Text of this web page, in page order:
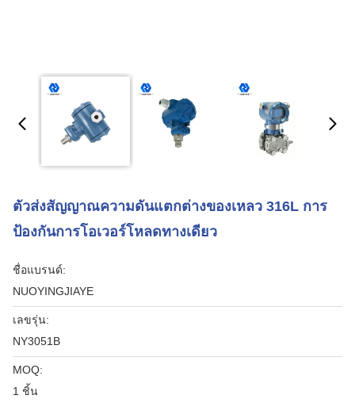
ตัวส่งสัญญาณความดันแตกต่างของเหลว 316L การ
ป้องกันการโอเวอร์โหลดทางเดียว
ชื่อแบรนด์:
NUOYINGJIAYE
เลขรุ่น:
NY3051B
MOQ:
1 ชิ้น